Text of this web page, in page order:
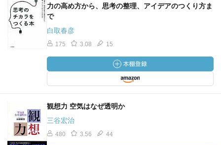
物質が現れる前の宇宙は、フィールドと呼ばれる目に見え
ない互いにもつれたエネルギーが命を生み出す空間であっ
た。150億年前に起こったビッグバン後、エネルギーフィー
物質がフィールドの中に含まれるエネルギーパターンの情
対して優位な影響を与える。
物質主義のパラダイム
力の高め方から、思考の整理、アイデアのつくり方ま
で
白取春彦
175 3.08 15
観想力 空気はなぜ透明か
三谷宏治
480 3.56 44